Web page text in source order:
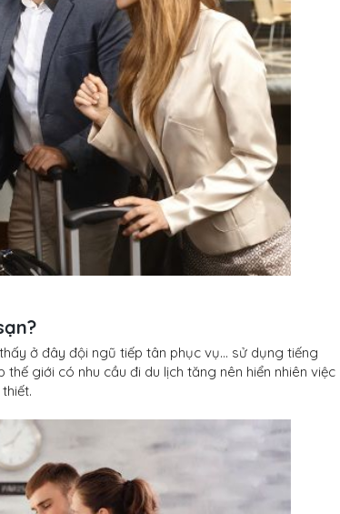
ở đây đội ngũ tiếp tân phục vụ… sử dụng tiếng
giới có nhu cầu đi du lịch tăng nên hiển nhiên việc